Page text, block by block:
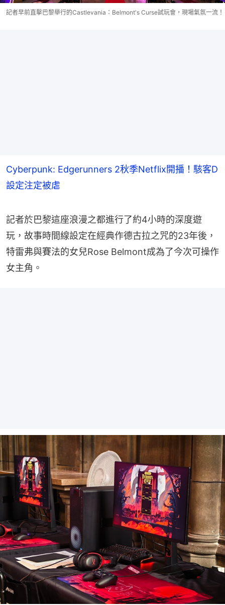
記者早前直擊巴黎舉行的Castlevania：Belmont's Curse試玩會，現場氣氛一流！
Cyberpunk: Edgerunners 2秋季Netflix開播！駭客D
設定注定被虐
記者於巴黎這座浪漫之都進行了約4小時的深度遊
玩，故事時間線設定在經典作德古拉之咒的23年後，
特雷弗與賽法的女兒Rose Belmont成為了今次可操作
女主角。